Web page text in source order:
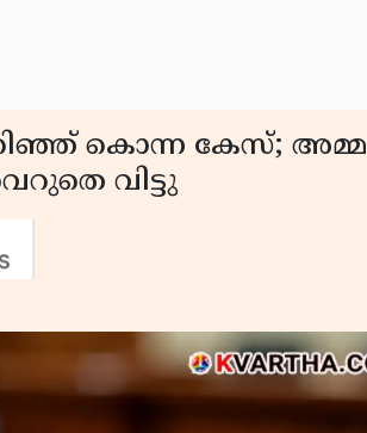
കൊന്ന കേസ്; അമ്മ
വിട്ടു